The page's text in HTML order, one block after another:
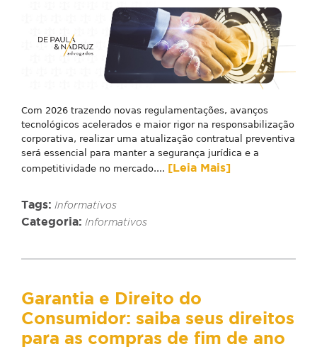
Com 2026 trazendo novas regulamentações, avanços
tecnológicos acelerados e maior rigor na responsabilização
corporativa, realizar uma atualização contratual preventiva
será essencial para manter a segurança jurídica e a
competitividade no mercado.... [Leia Mais]
Tags: Informativos
Categoria: Informativos
Garantia e Direito do
Consumidor: saiba seus direitos
para as compras de fim de ano